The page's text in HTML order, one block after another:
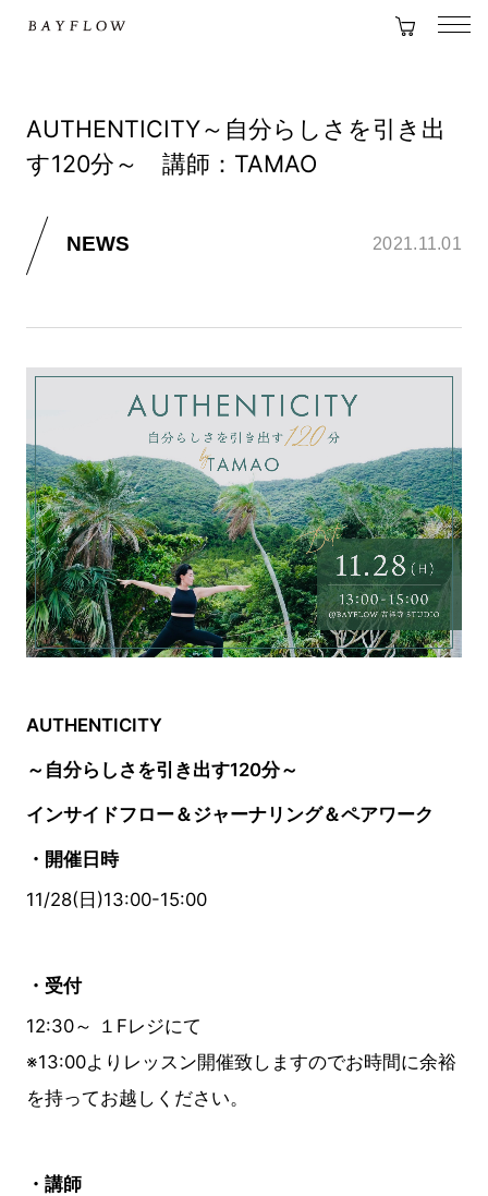
AUTHENTICITY～自分らしさを引き出
す120分～ 講師：TAMAO
NEWS 2021.11.01
AUTHENTICITY
～自分らしさを引き出す120分～
インサイドフロー＆ジャーナリング＆ペアワーク
・開催日時
11/28(日)13:00-15:00
・受付
12:30～ １Fレジにて
※13:00よりレッスン開催致しますのでお時間に余裕
を持ってお越しください。
・講師